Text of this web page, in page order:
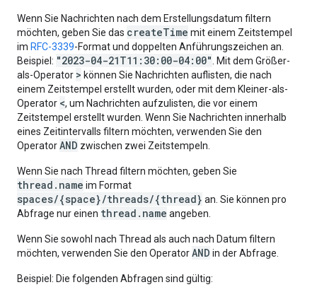
Wenn Sie Nachrichten nach dem Erstellungsdatum filtern
möchten, geben Sie das createTime mit einem Zeitstempel
im RFC-3339-Format und doppelten Anführungszeichen an.
Beispiel: "2023-04-21T11:30:00-04:00"
. Mit dem Größer-
als-Operator > können Sie Nachrichten auflisten, die nach
einem Zeitstempel erstellt wurden, oder mit dem Kleiner-als-
Operator <, um Nachrichten aufzulisten, die vor einem
Zeitstempel erstellt wurden. Wenn Sie Nachrichten innerhalb
eines Zeitintervalls filtern möchten, verwenden Sie den
OperatorAND zwischen zwei Zeitstempeln.
Wenn Sie nach Thread filtern möchten, geben Sie
thread.name im Format
spaces/{space}/threads/{thread} an. Sie können pro
Abfrage nur einen thread.name angeben.
Wenn Sie sowohl nach Thread als auch nach Datum filtern
möchten, verwenden Sie den OperatorAND in der Abfrage.
Beispiel: Die folgenden Abfragen sind gültig: